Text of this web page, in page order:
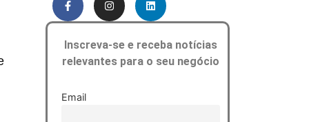
Inscreva-se e receba notícias
relevantes para o seu negócio
Email